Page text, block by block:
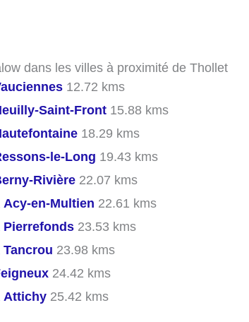
dans les villes à proximité de Thollet
12.72 kms
Saint-Front 15.88 kms
18.29 kms
le-Long 19.43 kms
Rivière 22.07 kms
Acy-en-Multien 22.61 kms
Pierrefonds 23.53 kms
Tancrou 23.98 kms
24.42 kms
Attichy 25.42 kms